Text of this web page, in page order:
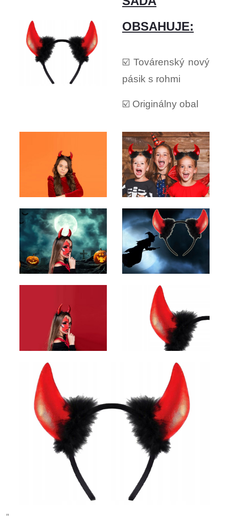
OBSAHUJE:
☑️ Továrenský nový
pásik s rohmi
☑️ Originálny obal
"